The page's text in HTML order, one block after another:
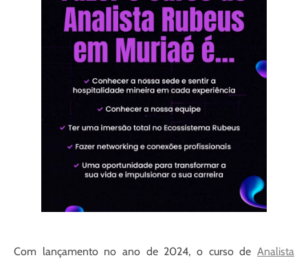
Com lançamento no ano de 2024, o curso de Analista